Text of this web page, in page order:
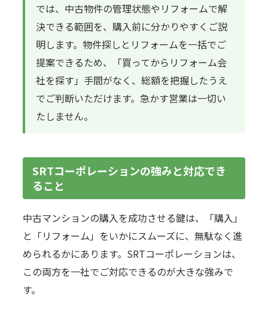
では、中古物件の管理状態やリフォームで解
決できる範囲を、購入前に分かりやすくご説
明します。物件探しとリフォームを一括でご
提案できるため、「買ってからリフォーム会
社を探す」手間がなく、総額を把握したうえ
でご判断いただけます。急かす営業は一切い
たしません。
SRTコーポレーションの強みと対応でき
ること
中古マンションの購入を成功させる鍵は、「購入」
と「リフォーム」をいかにスムーズに、無駄なく進
められるかにあります。SRTコーポレーションは、
この両方を一社でご対応できるのが大きな強みで
す。